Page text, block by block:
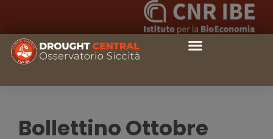
Bollettino Ottobre